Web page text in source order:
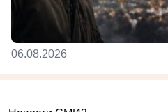
06.08.2026